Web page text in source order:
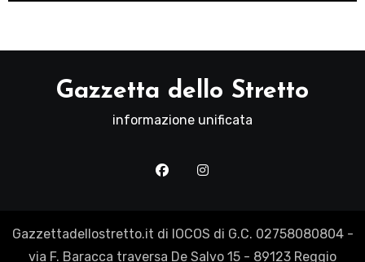
Gazzetta dello Stretto
informazione unificata
Gazzettadellostretto.it di IOCOS di G.C. 02758080804 -
via F. Baracca traversa De Salvo 15 - 89123 Reggio